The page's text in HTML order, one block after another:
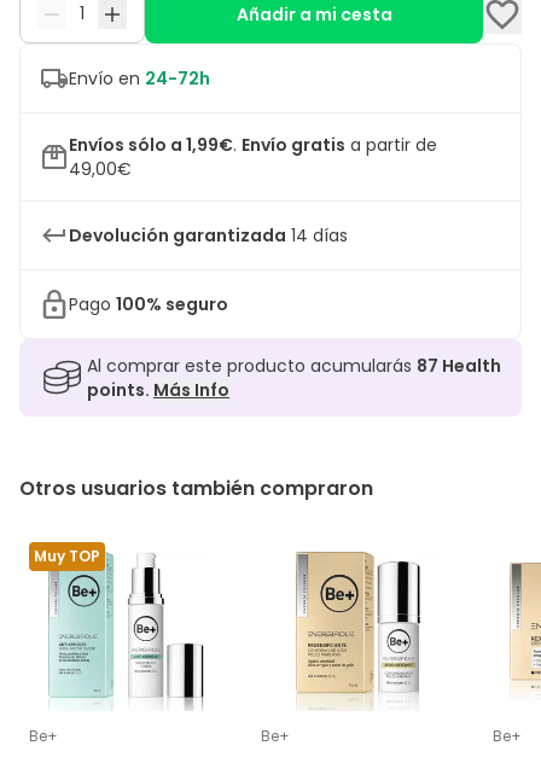
Añadir a mi cesta
Envío en 24-72h
Envíos sólo a 1,99€. Envío gratis a partir de
49,00€
Devolución garantizada 14 días
Pago 100% seguro
Al comprar este producto acumularás 87 Health
points. Más Info
Otros usuarios también compraron
Muy TOP
Be+ Be+ Be+